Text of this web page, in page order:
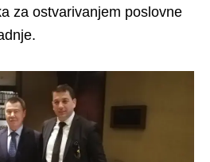
za ostvarivanjem poslovne